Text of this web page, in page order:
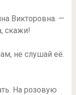
Викторовна. —
скажи!
не слушай её.
На розовую